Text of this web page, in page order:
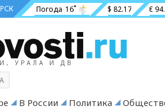
Погода 16˚ $ 82.17 €
УРАЛА И ДВ
В России Политика